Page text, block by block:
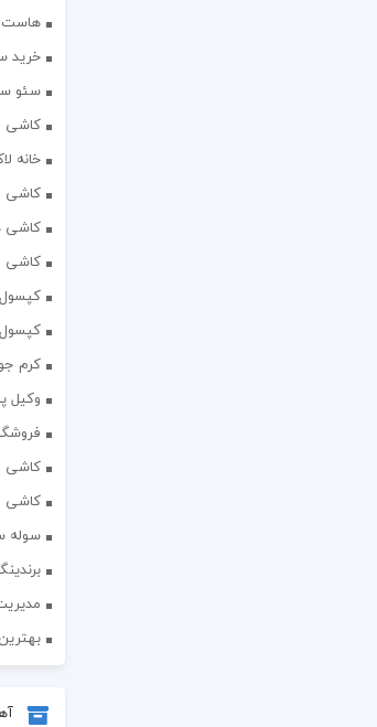
هاست
خرید
سئو
کاشی
خانه
کاشی
کاشی
کاشی
کرم
وکیل
کاشی
کاشی
سوله